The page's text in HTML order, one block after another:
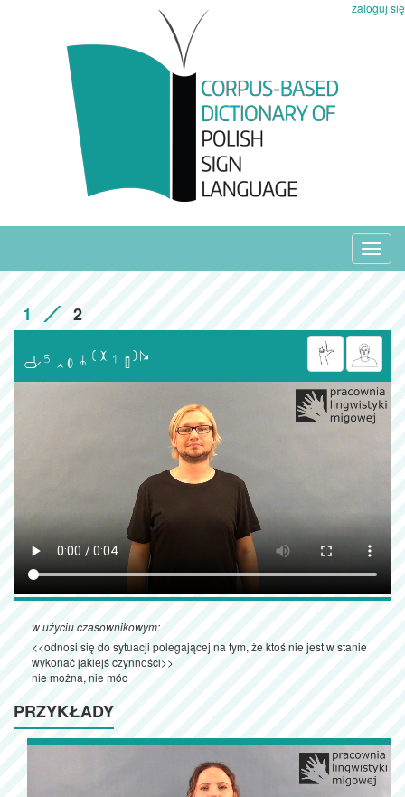
zaloguj się
1 2

w użyciu czasownikowym:
<<odnosi się do sytuacji polegającej na tym, że ktoś nie jest w stanie
wykonać jakiejś czynności>>
nie można, nie móc
PRZYKŁADY